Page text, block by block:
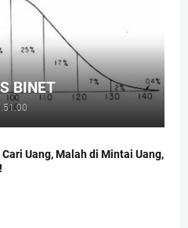
BINET
Uang, Malah di Mintai Uang,